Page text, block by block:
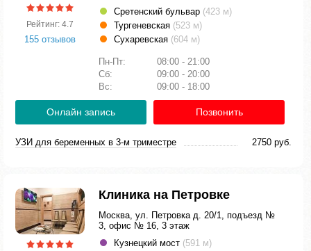
Рейтинг: 4.7
155 отзывов
Сретенский бульвар (423 м)
Тургеневская (523 м)
Сухаревская (604 м)
Пн-Пт:
08:00 - 21:00
Сб:
09:00 - 20:00
Вс:
09:00 - 18:00
Онлайн запись Позвонить
УЗИ для беременных в 3-м триместре 2750 руб.
Клиника на Петровке
Москва, ул. Петровка д. 20/1, подъезд №
3, офис № 16, 3 этаж
Кузнецкий мост (591 м)